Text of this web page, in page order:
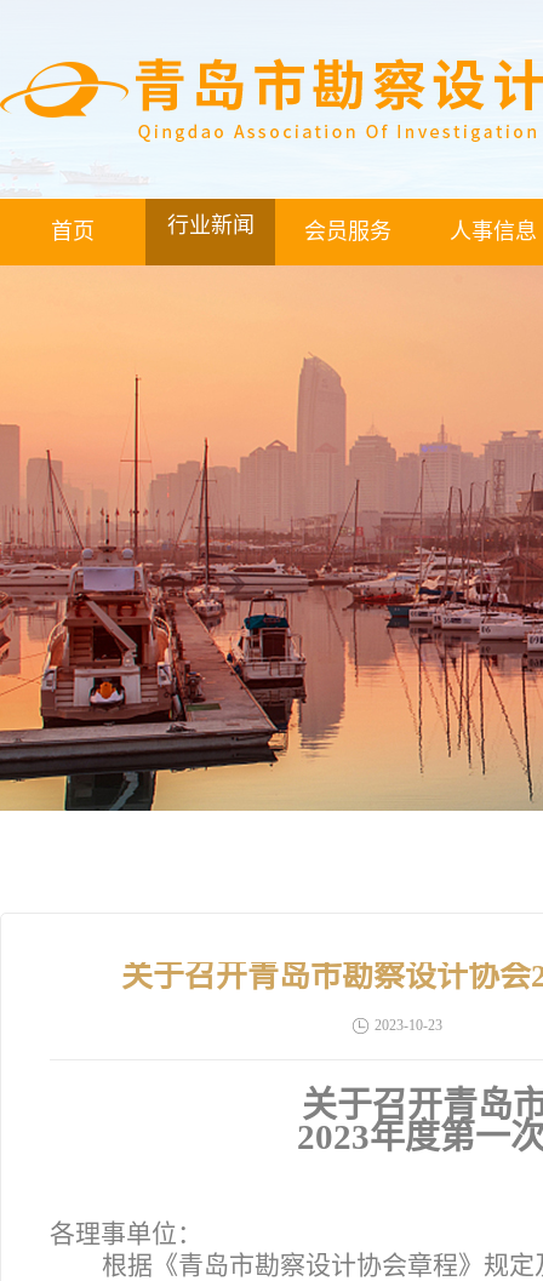
首页 行业新闻 会员服务 人事信息
关于召开青岛市勘察设计协
2023-10-23
关于召开青岛
2023年度第一
各理事单位：
根据《青岛市勘察设计协会章程》规